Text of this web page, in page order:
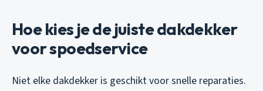
Hoe kies je de juiste dakdekker
voor spoedservice
Niet elke dakdekker is geschikt voor snelle reparaties.